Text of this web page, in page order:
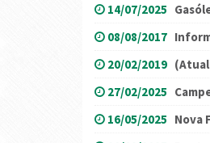
14/07/2025
08/08/2017
20/02/2019
27/02/2025
16/05/2025 Nova